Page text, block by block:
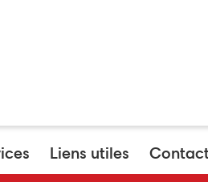
menu
Liens utiles